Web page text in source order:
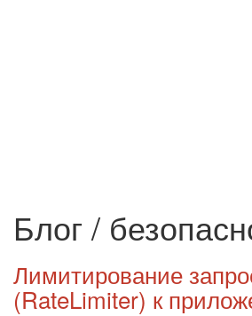
Блог /
Лимитирование
(RateLimiter) к